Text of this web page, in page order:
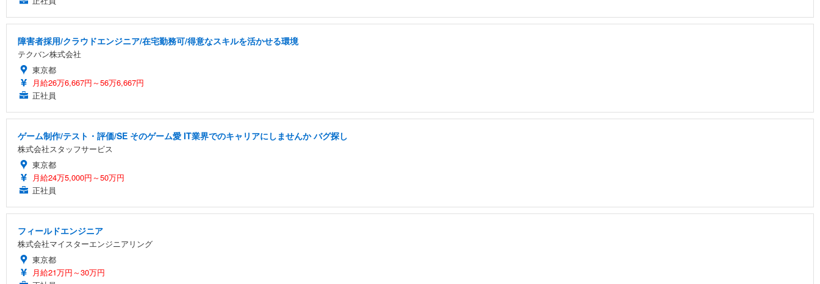
障害者採用/クラウドエンジニア/在宅勤務可/得意なスキルを活かせる環境
テクバン株式会社
東京都
月給26万6,667円～56万6,667円
正社員
ゲーム制作/テスト・評価/SE そのゲーム愛 IT業界でのキャリアにしませんか バグ探し
株式会社スタッフサービス
東京都
月給24万5,000円～50万円
正社員
フィールドエンジニア
株式会社マイスターエンジニアリング
東京都
月給21万円～30万円